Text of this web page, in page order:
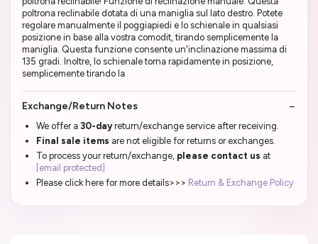
poltrona reclinabile dotata di una maniglia sul lato destro. Potete
regolare manualmente il poggiapiedi e lo schienale in qualsiasi
posizione in base alla vostra comodit, tirando semplicemente la
maniglia. Questa funzione consente un'inclinazione massima di
135 gradi. Inoltre, lo schienale torna rapidamente in posizione,
semplicemente tirando la
Exchange/Return Notes
We offer a 30-dayreturn/exchange service after receiving.
Final sale items are not eligible for returns or exchanges.
To process your return/exchange, please contact us at
[email protected]
Please click here for more details>>> Return & Exchange Policy